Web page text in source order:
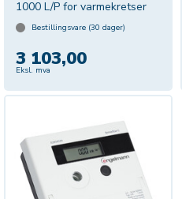
1000 L/P for varmekretser
Bestillingsvare (30 dager)
3 103,00
Eksl. mva